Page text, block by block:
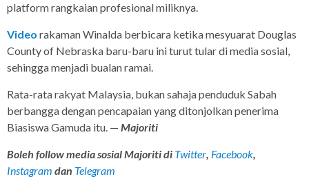
platform rangkaian profesional miliknya.
Video rakaman Winalda berbicara ketika mesyuarat Douglas
County of Nebraska baru-baru ini turut tular di media sosial,
sehingga menjadi bualan ramai.
Rata-rata rakyat Malaysia, bukan sahaja penduduk Sabah
berbangga dengan pencapaian yang ditonjolkan penerima
Biasiswa Gamuda itu. — Majoriti
Boleh follow media sosial Majoriti di Twitter, Facebook,
Instagram dan Telegram